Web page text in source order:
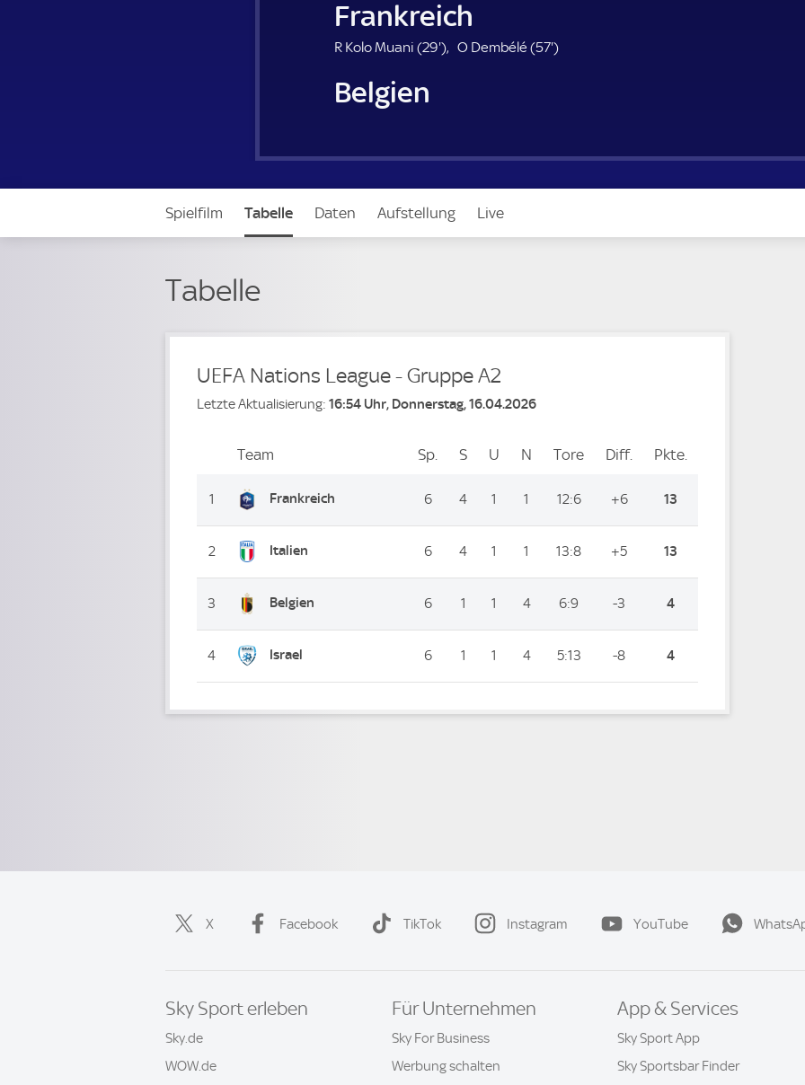
Frankreich
R Kolo Muani (29'2
u
) O Dembélé (57'5
u
)
Belgien
Spielfilm Tabelle Daten Aufstellung Live
Tabelle
UEFA Nations League - Gruppe A2
Letzte Aktualisierung: 16:54 Uhr, Donnerstag, 16.04.2026
PlatzTeam Sp. Spiele
S Siege
U Unentschieden
N Niederlagen
Tore ToreDiff. Differenz
Pkte.
1 Frankreich 6 4 1 1 12:6 +6 13
2 Italien 6 4 1 1 13:8 +5 13
3 Belgien 6 1 1 4 6:9 -3 4
4 Israel 6 1 1 4 5:13 -8 4
X Facebook TikTok Instagram YouTube
Sky Sport erleben
Sky.de
WOW.de
Für Unternehmen
Sky For Business
Werbung schalten
App & Services
Sky Sport App
Sky Sportsbar Finder